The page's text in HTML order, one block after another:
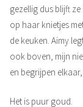
gezellig dus blijft
op haar knietjes
de keuken. Aimy
ook boven, mijn
en begrijpen
Het is puur goud.